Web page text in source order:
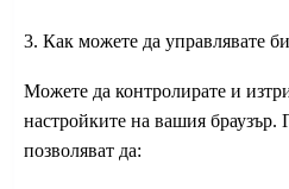
3. Как можете да управлявате
Можете да контролирате и
настройките на вашия браузър.
позволяват да: